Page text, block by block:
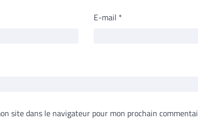
E-mail *
site dans le navigateur pour mon prochain